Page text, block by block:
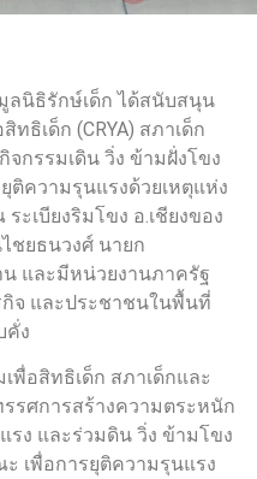
ลนิธิรักษ์เด็ก ได้สนับสนุน
ธิเด็ก (CRYA) สภาเด็ก
จกรรมเดิน วิ่ง ข้ามฝั่งโขง
ยุติความรุนแรงด้วยเหตุแห่ง
ระเบียงริมโขง อ.เชียงของ
ชยธนวงศ์ นายก
น และมีหน่วยงานภาครัฐ
จ และประชาชนในพื้นที่
คั่ง
พื่อสิทธิเด็ก สภาเด็กและ
รศการสร้างความตระหนัก
รง และร่วมดิน วิ่ง ข้ามโขง
เพื่อการยุติความรุนแรง